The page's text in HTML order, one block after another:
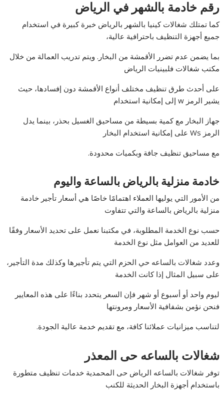
رقم خادمة بالشهر في الرياض
كما تمتلك شغالات كينيا بالشهر بالرياض خبرة كبيرة في استخدام
جميع أجهزة التنظيف باحترافية عالية،
بما يضمن عدم تضرر الأقمشة من البخار. ويتم تدريب العمالة من خلال
مكتب شغالات فلبينيات الرياض
على أحدث طرق تنظيف مختلف أنواع الأقمشة دون إفسادها، حيث
يشير الرمز w إلى إمكانية استخدام
جهاز البخار مع كمية بسيطة من مساحيق الغسيل بحذر، بينما يدل
الرمز Ws على إمكانية استخدام البخار
مع مساحيق تنظيف جافة وبكميات محدودة.
خادمة منزلية بالرياض بالساعة واليوم
من الأمور التي يوليها العملاء اهتمامًا خاصًا هي أسعار تأجير خادمة
منزلية بالرياض بالساعة والتي تتفاوت
حسب نوع الخدمة المطلوبة، في مكتبنا نعمل على تحديد الأسعار وفقًا
للعديد من العوامل مثل نوع الخدمة
وعدد شغالات بالساعه حي الحزم التي يتم تأجيرها وكذلك مدة التأجير،
على سبيل المثال إذا كانت الخدمة
ليوم واحد أو أسبوع أو شهر فإن السعر يتحدد بناءًا على هذه المعايير
فنحن نؤمن بشفافية الأسعار ومرونتها
لتناسب ميزانيات عملائنا كافة، مع تقديم خدمة عالية الجودة.
شغالات بالساعه حى المعذر
توفر شغالات بالساعه الرياض حى المحمدية خدمات تنظيف متطورة
باستخدام أجهزة البخار الحديثة للكنب